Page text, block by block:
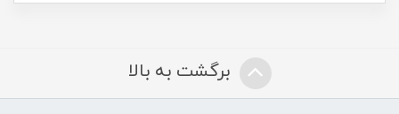
برگشت به بالا